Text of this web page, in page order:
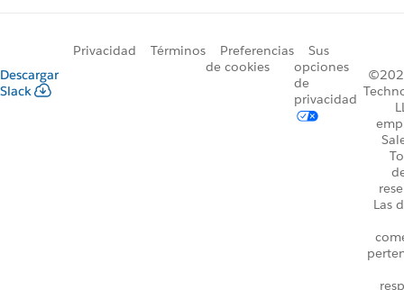
Descargar
Slack
Privacidad Términos
Preferencias
de cookies
Sus
opciones
de
privacidad
Las